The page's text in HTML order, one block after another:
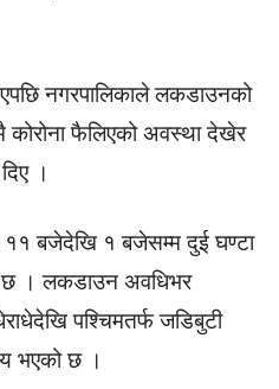
नगरपालिकाले लकडाउनको
फैलिएको अवस्था देखेर
।
११ बजेदेखि १ बजेसम्म दुई घण्टा
छ । लकडाउन अवधिभर
पश्चिमतर्फ जडिबुटी
भएको छ ।